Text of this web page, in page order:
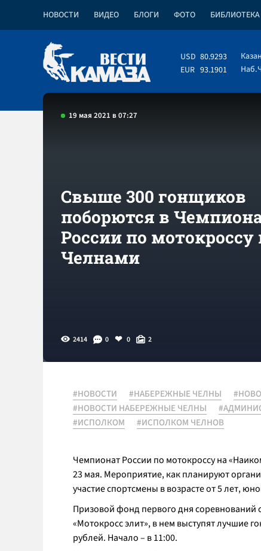
НОВОСТИ ВИДЕО БЛОГИ ФОТО БИБЛИОТЕКА
USD 80.9293
EUR 93.1901
19 мая 2021 в 07:27
Свыше 300 гонщиков
поборются в
России по мотокроссу
Челнами
2414 0 0 2
#НОВОСТИ #НАБЕРЕЖНЫЕ ЧЕЛНЫ
#НОВОСТИ НАБЕРЕЖНЫЕ ЧЕЛНЫ
#ИСПОЛКОМ
#ИСПОЛКОМ ЧЕЛНОВ
Чемпионат России по мотокроссу на
23 мая. Мероприятие, как планируют
участие спортсмены в возрасте от 5 лет,
Призовой фонд первого дня соревнований
«Мотокросс элит», в нем выступят лучшие
рублей. Начало – в 11:00.